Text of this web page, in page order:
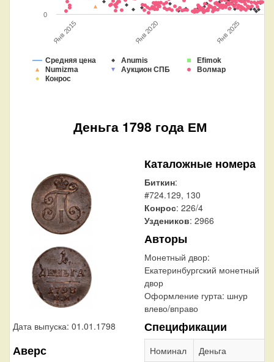
Средняя цена Anumis
Efimok
Numizma
Аукцион СПБ
Волмар
Конрос
Янв 2020
Янв 2015 Янв 2025
0
Деньга 1798 года ЕМ
Дата выпуска: 01.01.1798
Аверс
Каталожные номера
Биткин:
#724.129, 130
Конрос: 226/4
Уздеников: 2966
Авторы
Монетный двор:
Екатеринбургский монетный
двор
Оформление гурта: шнур
влево/вправо
Спецификации
Номинал
Деньга